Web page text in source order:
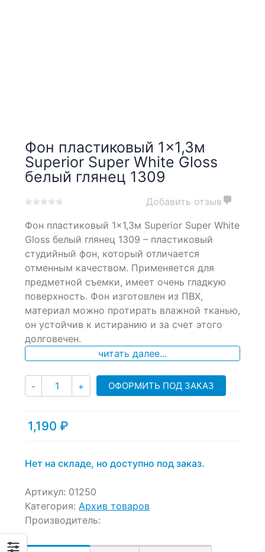
Фон пластиковый 1×1,3м
Superior Super White Gloss
белый глянец 1309
out
of
on
customer
ratings
Добавить отзыв
Фон пластиковый 1×1,3м Superior Super White
Gloss белый глянец 1309 – пластиковый
студийный фон, который отличается
отменным качеством. Применяется для
предметной съемки, имеет очень гладкую
поверхность. Фон изготовлен из ПВХ,
материал можно протирать влажной тканью,
он устойчив к истиранию и за счет этого
долговечен.
читать далее...
- Количество
+ ОФОРМИТЬ ПОД ЗАКАЗ
1,190 ₽
Нет на складе, но доступно под заказ.
Артикул: 01250
Категория: Архив товаров
Производитель: